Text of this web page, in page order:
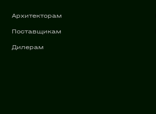
Архитекторам
Поставщикам
Дилерам